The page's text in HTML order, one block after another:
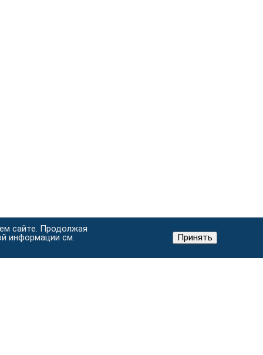
сайте. Продолжая
информации см.
Принять